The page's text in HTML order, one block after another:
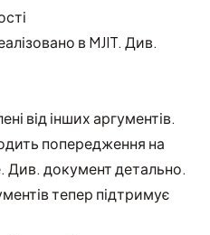
в MJIT. Див.
від інших аргументів.
попередження на
Див. документдетально.
тепер підтримує